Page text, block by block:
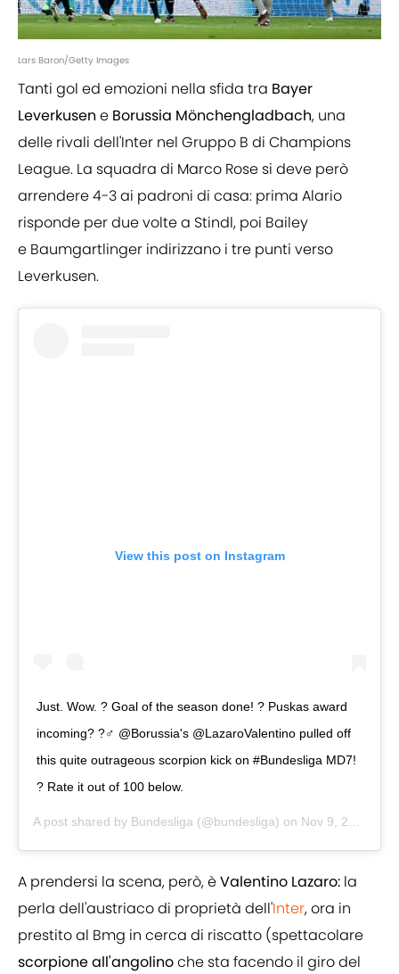
Lars Baron/Getty Images
Tanti gol ed emozioni nella sfida tra Bayer
Leverkusen e Borussia Mönchengladbach, una
delle rivali dell'Inter nel Gruppo B di Champions
League. La squadra di Marco Rose si deve però
arrendere 4-3 ai padroni di casa: prima Alario
risponde per due volte a Stindl, poi Bailey
e Baumgartlinger indirizzano i tre punti verso
Leverkusen.
View this post on Instagram
Just. Wow. ? Goal of the season done! ? Puskas award
incoming? ?‍♂️ @Borussia's @LazaroValentino pulled off
this quite outrageous scorpion kick on #Bundesliga MD7!
? Rate it out of 100 below.
A post shared by Bundesliga (@bundesliga) on Nov 9, 2020 at 11:01pm PST
A prendersi la scena, però, èValentino Lazaro: la
perla dell'austriaco di proprietà dell'Inter, ora in
prestito al Bmg in cerca di riscatto (spettacolare
scorpione all'angolinoche sta facendo il giro del